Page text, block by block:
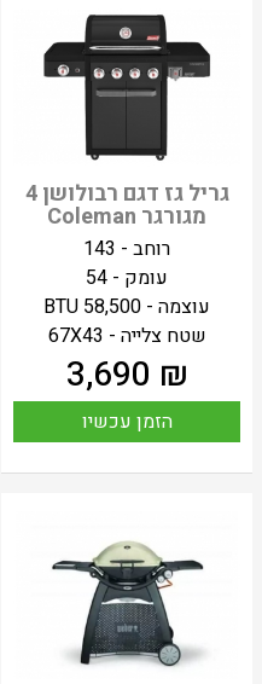
גריל גז דגם רבולושן 4
מגורגר Coleman
רוחב - 143
עומק - 54
עוצמה - 58,500 BTU
שטח צלייה - 67X43
₪
3,690
הזמן עכשיו